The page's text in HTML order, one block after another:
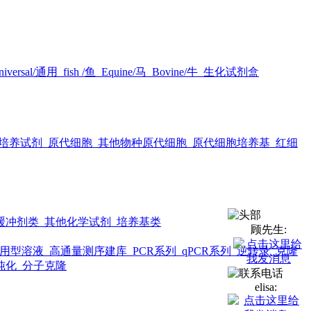
通用 fish /鱼 Equine/马 Bovine/牛 生化试剂盒
养试剂 原代细胞 其他物种原代细胞 原代细胞培养基 红细
剂类 其他化学试剂 培养基类
型溶液 高通量测序建库 PCR系列 qPCR系列 逆转录克隆
化 分子克隆
顾先生:
elisa: